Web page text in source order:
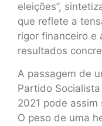
eleições”,
que reflete a
rigor financeiro e
resultados
A passagem de
Partido
2021 pode
O peso de uma